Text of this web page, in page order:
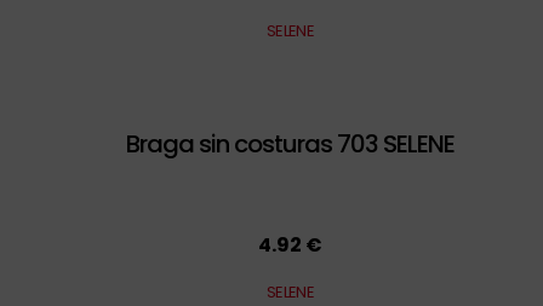
SELENE
Braga sin costuras 703 SELENE
4.92 €
SELENE